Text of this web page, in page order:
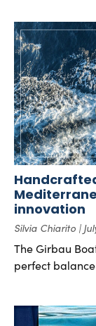
innovation
Silvia Chiarito
The Girbau
perfect